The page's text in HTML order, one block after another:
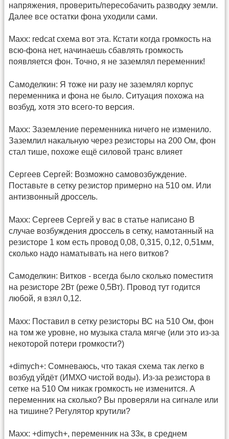
напряжения, проверить/пересобачить разводку земли.
Далее все остатки фона уходили сами.
Maxx: redcat схема вот эта. Кстати когда громкость на
всю-фона нет, начинаешь сбавлять громкость
появляется фон. Точно, я не заземлял переменник!
Самоделкин: Я тоже ни разу не заземлял корпус
переменника и фона не было. Ситуация похожа на
возбуд, хотя это всего-то версия.
Maxx: Заземление переменника ничего не изменило.
Заземлил накальную через резисторы на 200 Ом, фон
стал тише, похоже ещё силовой транс влияет
Сергеев Сергей: Возможно самовозбуждение.
Поставьте в сетку резистор примерно на 510 ом. Или
антизвонный дроссель.
Maxx: Сергеев Сергей у вас в статье написано В
случае возбуждения дроссель в сетку, намотанный на
резисторе 1 ком есть провод 0,08, 0,315, 0,12, 0,51мм,
сколько надо наматывать на него витков?
Самоделкин: Витков - всегда было сколько поместитя
на резисторе 2Вт (реже 0,5Вт). Провод тут годится
любой, я взял 0,12.
Maxx: Поставил в сетку резисторы ВС на 510 Ом, фон
на том же уровне, но музыка стала мягче (или это из-за
некоторой потери громкости?)
+dimych+: Сомневаюсь, что такая схема так легко в
возбуд уйдёт (ИМХО чистой воды). Из-за резистора в
сетке на 510 Ом никак громкость не изменится. А
переменник на сколько? Вы проверяли на сигнале или
на тишине? Регулятор крутили?
Maxx: +dimych+, переменник на 33к, в среднем